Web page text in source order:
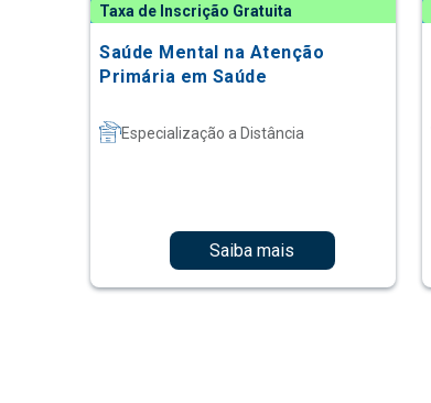
Taxa de Inscrição Gratuita
Saúde Mental na Atenção
Primária em Saúde
Especialização a Distância
Saiba mais